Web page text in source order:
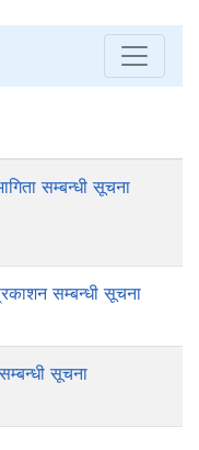
सम्बन्धी सूचना
सम्बन्धी सूचना
सूचना